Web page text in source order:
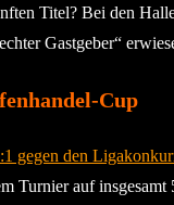
Titel? Bei den
Gastgeber“
Cup
gegen den
Turnier auf